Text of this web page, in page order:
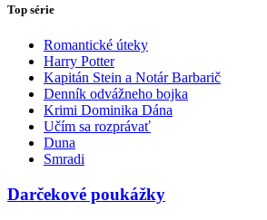
Top série
Romantické úteky
Harry Potter
Kapitán Stein a Notár Barbarič
Denník odvážneho bojka
Krimi Dominika Dána
Učím sa rozprávať
Duna
Smradi
Darčekové poukážky